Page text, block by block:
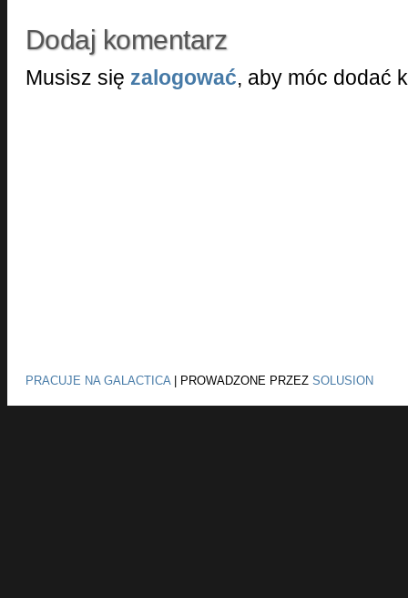
Dodaj komentarz
Musisz się zalogować, aby móc dodać
PRACUJE NA GALACTICA| PROWADZONE PRZEZ SOLUSION